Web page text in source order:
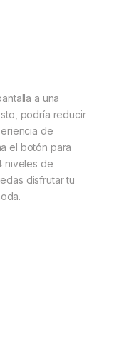
a una
podría reducir
de
el botón para
niveles de
disfrutar tu